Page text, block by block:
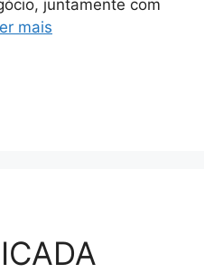
juntamente com
mais